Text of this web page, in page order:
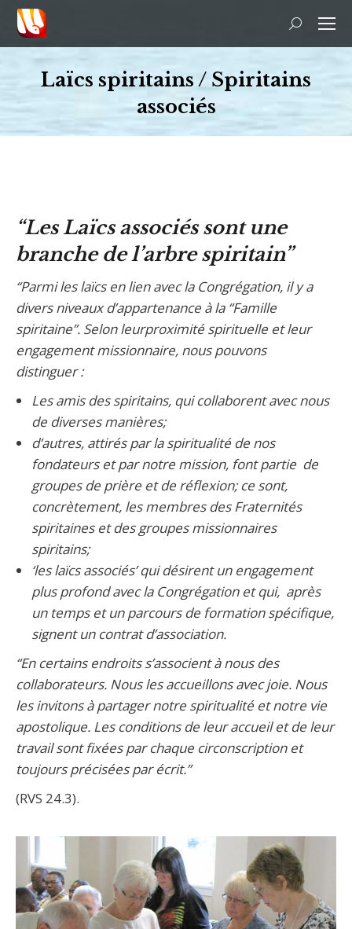
Recherche
:
Laïcs spiritains / Spiritains
associés
Vous êtes ici :
“Les Laïcs associés sont une
branche de l’arbre spiritain”
“Parmi les laïcs en lien avec la Congrégation, il y a
divers niveaux d’appartenance à la “Famille
spiritaine”. Selon leurproximité spirituelle et leur
engagement missionnaire, nous pouvons
distinguer :
Les amis des spiritains, qui collaborent avec nous
de diverses manières;
d’autres, attirés par la spiritualité de nos
fondateurs et par notre mission, font partie de
groupes de prière et de réflexion; ce sont,
concrètement, les membres des Fraternités
spiritaines et des groupes missionnaires
spiritains;
‘les laïcs associés’ qui désirent un engagement
plus profond avec la Congrégation et qui, après
un temps et un parcours de formation spécifique,
signent un contrat d’association.
“En certains endroits s’associent à nous des
collaborateurs. Nous les accueillons avec joie. Nous
les invitons à partager notre spiritualité et notre vie
apostolique. Les conditions de leur accueil et de leur
travail sont fixées par chaque circonscription et
toujours précisées par écrit.”
(RVS 24.3).